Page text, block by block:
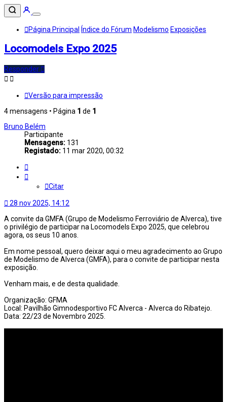
Página Principal Índice do Fórum Modelismo Exposições
Locomodels Expo 2025
Responder
Versão para impressão
4 mensagens • Página 1 de 1
Bruno Belém
Participante
Mensagens: 131
Registado: 11 mar 2020, 00:32
Citar
28 nov 2025, 14:12
A convite da GMFA (Grupo de Modelismo Ferroviário de Alverca), tive
o privilégio de participar na Locomodels Expo 2025, que celebrou
agora, os seus 10 anos.
Em nome pessoal, quero deixar aqui o meu agradecimento ao Grupo
de Modelismo de Alverca (GMFA), para o convite de participar nesta
exposição.
Venham mais, e de desta qualidade.
Organização: GFMA
Local: Pavilhão Gimnodesportivo FC Alverca - Alverca do Ribatejo.
Data: 22/23 de Novembro 2025.